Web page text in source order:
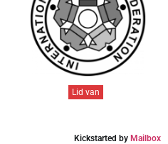
Lid van
Kickstarted by Mailbox